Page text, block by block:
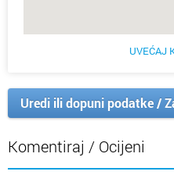
UVEĆAJ
Uredi ili dopuni podatke /
Komentiraj / Ocijeni